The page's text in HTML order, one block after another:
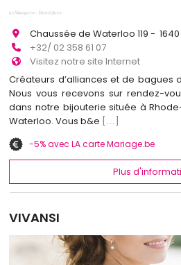
Chaussée de Waterloo 119 -
+32/ 02 358 61 07
Visitez notre site Internet
Créateurs d’alliances et de bagues
Nous vous recevons sur rendez-
dans notre bijouterie située à
Waterloo. Vous b&e
[...]
-5% avec LA carte Mariage.be
Plus
VIVANSI